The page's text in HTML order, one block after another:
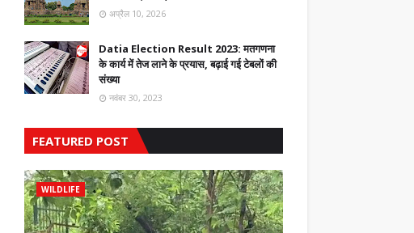
अप्रैल 10, 2026
Datia Election Result 2023: मतगणना
के कार्य में तेज लाने के प्रयास, बढ़ाई गई टेबलों की
संख्या
नवंबर 30, 2023
FEATURED POST
WILDLIFE